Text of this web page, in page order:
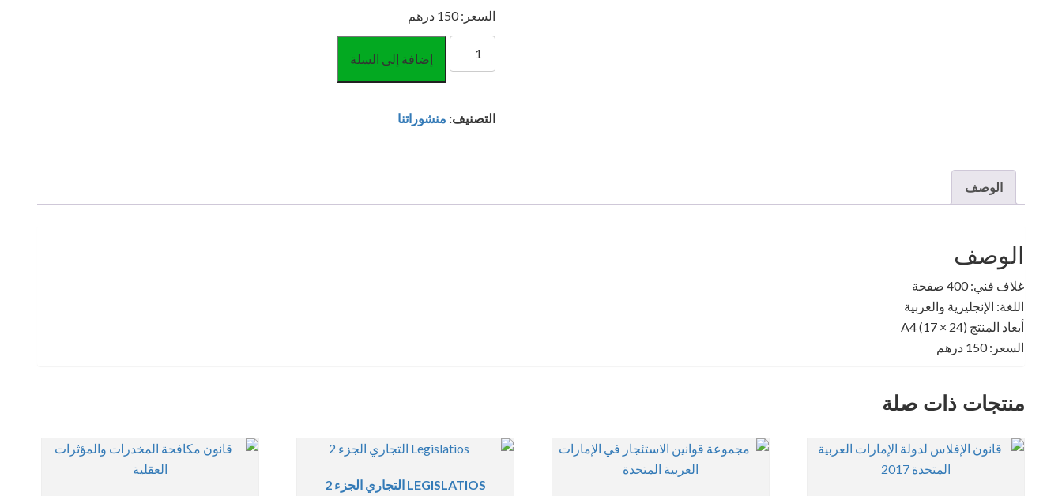
السعر: 150 درهم
Legislatios
1
إضافة إلى السلة
التصنيف: منشوراتنا
الوصف
الوصف
غلاف فني: 400 صفحة
اللغة: الإنجليزية والعربية
أبعاد المنتج A4 (17 × 24)
السعر: 150 درهم
منتجات ذات صلة
LEGISLATIOS التجاري الجزء 2